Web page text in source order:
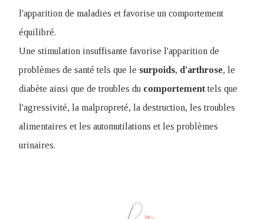
l'apparition de maladies et favorise un comportement
équilibré.
Une stimulation insuffisante favorise l'apparition de
problèmes de santé tels que le surpoids, d'arthrose, le
diabète ainsi que de troubles du comportementtels que
l'agressivité, la malpropreté, la destruction, les troubles
alimentaires et les automutilations et les problèmes
urinaires.